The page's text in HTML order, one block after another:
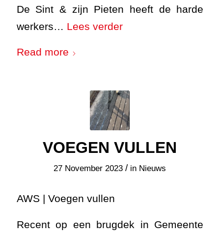
De Sint & zijn Pieten heeft de harde
werkers… Lees verder
Read more
VOEGEN VULLEN
27 November 2023 / in Nieuws
AWS | Voegen vullen
Recent op een brugdek in Gemeente